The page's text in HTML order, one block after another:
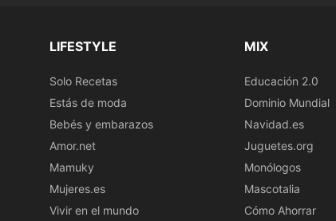
LIFESTYLE
Solo Recetas
Estás de moda
Bebés y embarazos
Amor.net
Mamuky
Mujeres.es
Vivir en el mundo
MIX
Educación 2.0
Dominio Mundial
Navidad.es
Juguetes.org
Monólogos
Mascotalia
Cómo Ahorrar